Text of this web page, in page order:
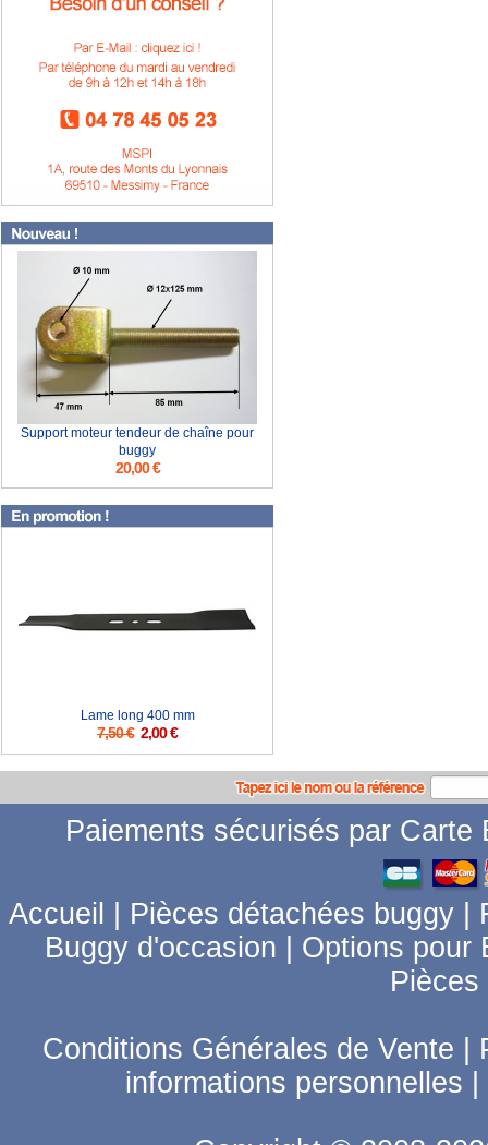
Support moteur tendeur de chaîne pour
buggy
20,00 €
Lame long 400 mm
7,50 € 2,00 €
Paiements sécurisés par
Accueil Pièces détachées buggy
Buggy d'occasion
Options pour
Pièces
Conditions Générales de Vente
informations personnelles